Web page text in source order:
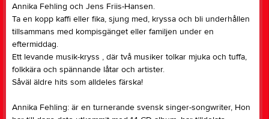
Annika Fehling och Jens Friis-Hansen.
Ta en kopp kaffi eller fika, sjung med, kryssa och bli underhållen
tillsammans med kompisgänget eller familjen under en
eftermiddag.
Ett levande musik-kryss , där två musiker tolkar mjuka och tuffa,
folkkära och spännande låtar och artister.
Såväl äldre hits som alldeles färska!
Annika Fehling: är en turnerande svensk singer-songwriter, Hon